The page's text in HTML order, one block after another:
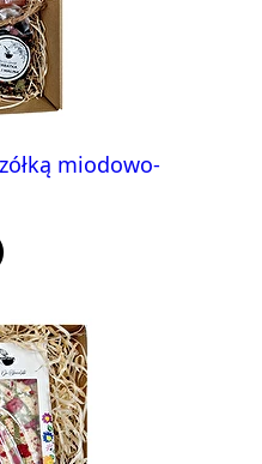
miodowo-